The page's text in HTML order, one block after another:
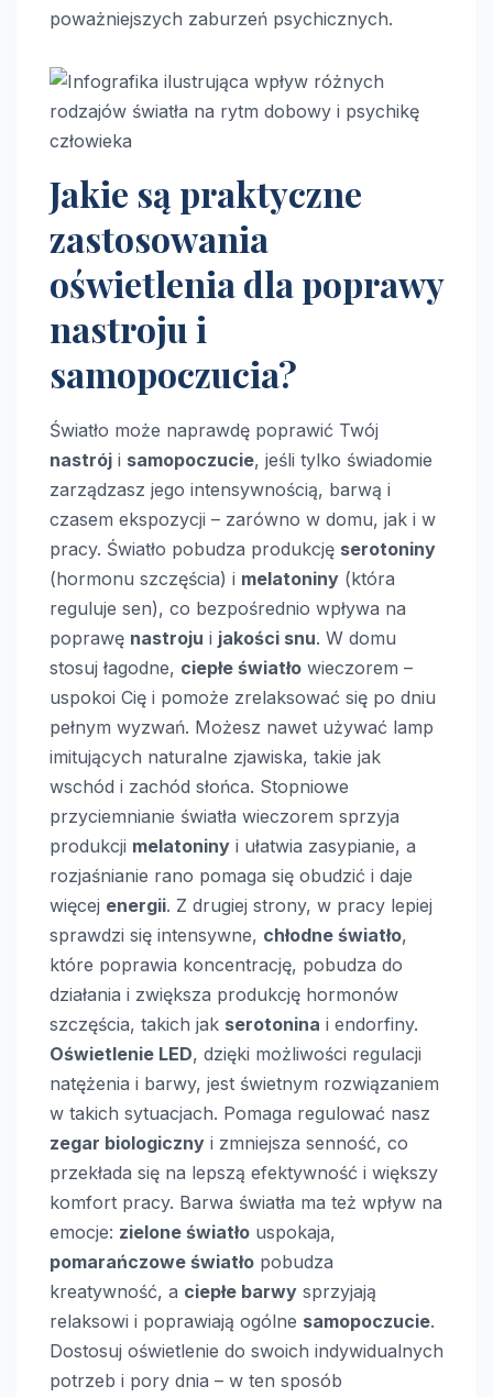
poważniejszych zaburzeń psychicznych.
Jakie są praktyczne
zastosowania
oświetlenia dla poprawy
nastroju i
samopoczucia?
Światło może naprawdę poprawić Twój
nastrój i samopoczucie, jeśli tylko świadomie
zarządzasz jego intensywnością, barwą i
czasem ekspozycji – zarówno w domu, jak i w
pracy. Światło pobudza produkcję serotoniny
(hormonu szczęścia) i melatoniny (która
reguluje sen), co bezpośrednio wpływa na
poprawę nastroju i jakości snu. W domu
stosuj łagodne, ciepłe światło wieczorem –
uspokoi Cię i pomoże zrelaksować się po dniu
pełnym wyzwań. Możesz nawet używać lamp
imitujących naturalne zjawiska, takie jak
wschód i zachód słońca. Stopniowe
przyciemnianie światła wieczorem sprzyja
produkcji melatoniny i ułatwia zasypianie, a
rozjaśnianie rano pomaga się obudzić i daje
więcej energii. Z drugiej strony, w pracy lepiej
sprawdzi się intensywne, chłodne światło,
które poprawia koncentrację, pobudza do
działania i zwiększa produkcję hormonów
szczęścia, takich jak serotonina i endorfiny.
Oświetlenie LED, dzięki możliwości regulacji
natężenia i barwy, jest świetnym rozwiązaniem
w takich sytuacjach. Pomaga regulować nasz
zegar biologiczny i zmniejsza senność, co
przekłada się na lepszą efektywność i większy
komfort pracy. Barwa światła ma też wpływ na
emocje: zielone światło uspokaja,
pomarańczowe światło pobudza
kreatywność, a ciepłe barwy sprzyjają
relaksowi i poprawiają ogólne samopoczucie.
Dostosuj oświetlenie do swoich indywidualnych
potrzeb i pory dnia – w ten sposób